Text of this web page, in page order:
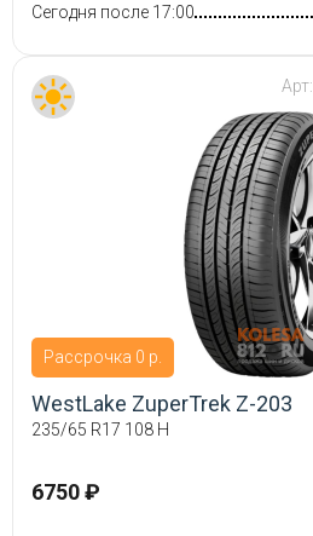
Сегодня после 17:00
Рассрочка 0 р.
Арт:
WestLake ZuperTrek Z-203
235/65 R17 108 H
6750 ₽